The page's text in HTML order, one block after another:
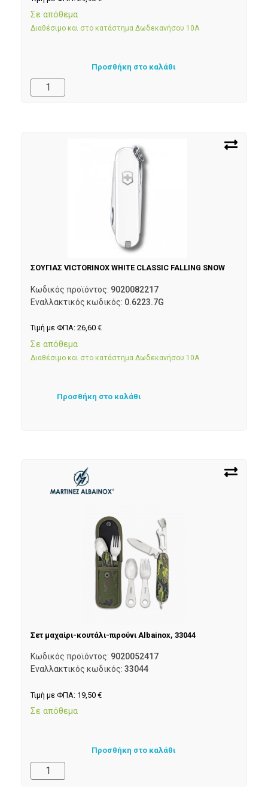
Σε απόθεμα
Διαθέσιμο και στο κατάστημα Δωδεκανήσου 10Α
Προσθήκη στο καλάθι
ΣΟΥΓΙΑΣ VICTORINOX WHITE CLASSIC FALLING SNOW
Κωδικός προϊόντος: 9020082217
Εναλλακτικός κωδικός: 0.6223.7G
Τιμή με ΦΠΑ: 26,60 €
Σε απόθεμα
Διαθέσιμο και στο κατάστημα Δωδεκανήσου 10Α
Προσθήκη στο καλάθι
Σετ μαχαίρι-κουτάλι-πιρούνι Albainox, 33044
Κωδικός προϊόντος: 9020052417
Εναλλακτικός κωδικός: 33044
Τιμή με ΦΠΑ: 19,50 €
Σε απόθεμα
Προσθήκη στο καλάθι